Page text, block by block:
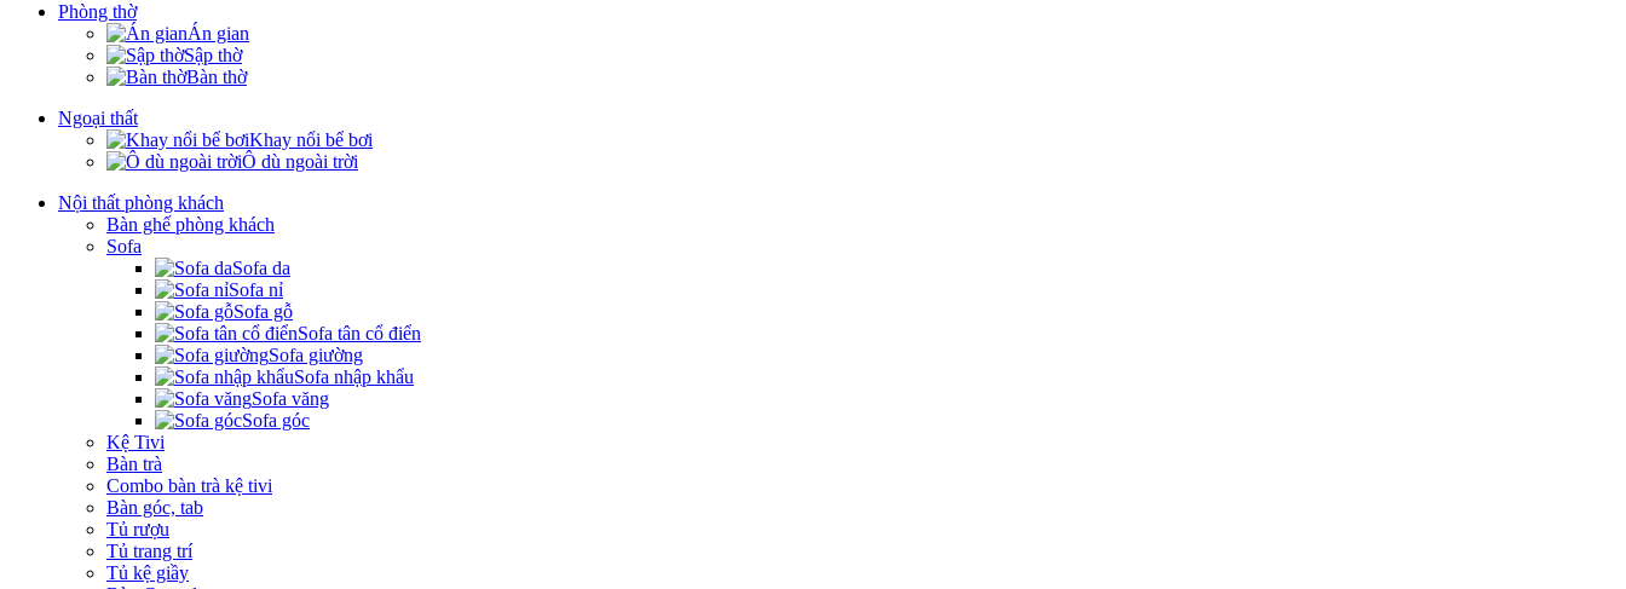
Phòng thờ
Án gian
Sập thờ
Bàn thờ
Ngoại thất
Khay nổi bể bơi
Ô dù ngoài trời
Nội thất phòng khách
Bàn ghế phòng khách
Sofa
Sofa da
Sofa nỉ
Sofa gỗ
Sofa tân cổ điển
Sofa giường
Sofa nhập khẩu
Sofa văng
Sofa góc
Kệ Tivi
Bàn trà
Combo bàn trà kệ tivi
Bàn góc, tab
Tủ rượu
Tủ trang trí
Tủ kệ giầy